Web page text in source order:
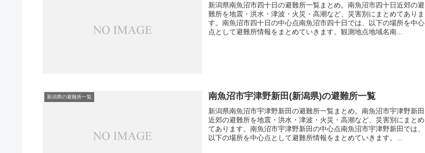
新潟県南魚沼市四十日の避難所一覧まとめ。南魚沼市四十日近郊の避
難所を地震・洪水・津波・火災・高潮など、災害別にまとめてありま
す。南魚沼市四十日の中心点南魚沼市四十日では、以下の場所を中心
点として避難所情報をまとめていきます。観測地点地域名南...
新潟県の避難所一覧 南魚沼市宇津野新田(新潟県)の避難所一覧
新潟県南魚沼市宇津野新田の避難所一覧まとめ。南魚沼市宇津野新田
近郊の避難所を地震・洪水・津波・火災・高潮など、災害別にまとめ
てあります。南魚沼市宇津野新田の中心点南魚沼市宇津野新田では、
以下の場所を中心点として避難所情報をまとめていきます。...